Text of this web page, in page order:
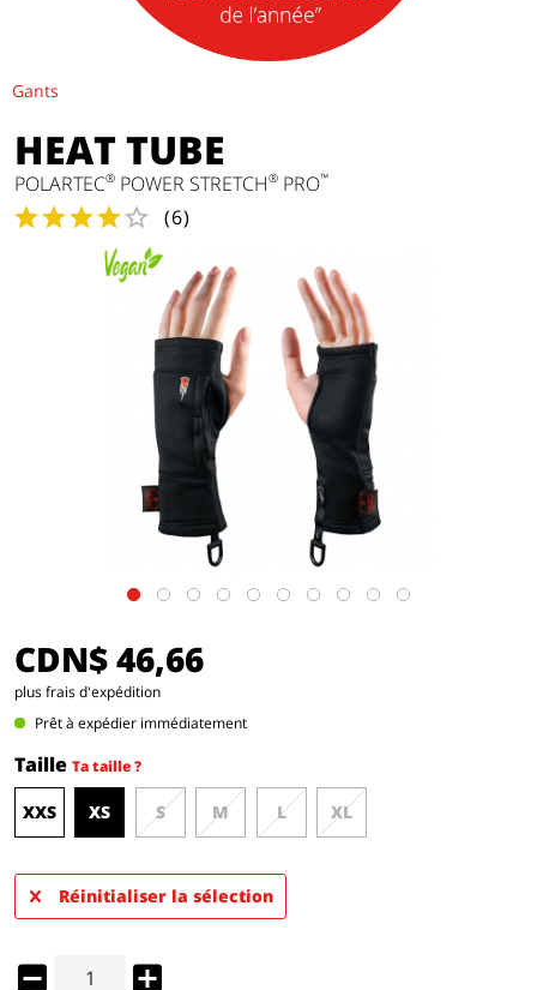
Gants
HEAT TUBE
POLARTEC® POWER STRETCH® PRO™
(6)
CDN$ 46,66
plus frais d'expédition
Prêt à expédier immédiatement
Taille Ta taille ?
XXS XS S M L XL
Réinitialiser la sélection